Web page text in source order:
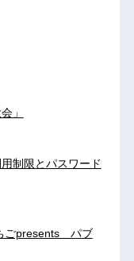
」
制限とパスワード
ごpresents パブ